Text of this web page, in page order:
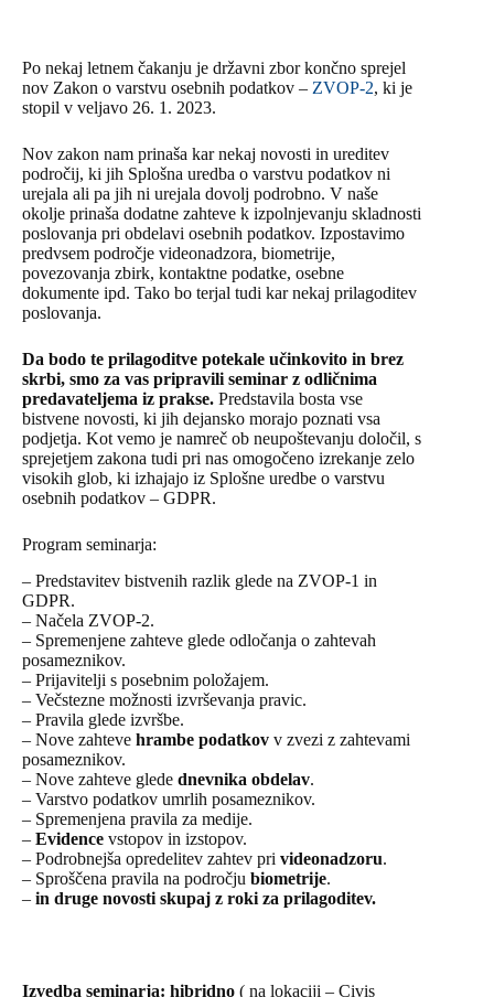
Po nekaj letnem čakanju je državni zbor končno sprejel
nov Zakon o varstvu osebnih podatkov – ZVOP-2, ki je
stopil v veljavo 26. 1. 2023.
Nov zakon nam prinaša kar nekaj novosti in ureditev
področij, ki jih Splošna uredba o varstvu podatkov ni
urejala ali pa jih ni urejala dovolj podrobno. V naše
okolje prinaša dodatne zahteve k izpolnjevanju skladnosti
poslovanja pri obdelavi osebnih podatkov. Izpostavimo
predvsem področje videonadzora, biometrije,
povezovanja zbirk, kontaktne podatke, osebne
dokumente ipd. Tako bo terjal tudi kar nekaj prilagoditev
poslovanja.
Da bodo te prilagoditve potekale učinkovito in brez
skrbi, smo za vas pripravili seminar z odličnima
predavateljema iz prakse. Predstavila bosta vse
bistvene novosti, ki jih dejansko morajo poznati vsa
podjetja. Kot vemo je namreč ob neupoštevanju določil, s
sprejetjem zakona tudi pri nas omogočeno izrekanje zelo
visokih glob, ki izhajajo iz Splošne uredbe o varstvu
osebnih podatkov – GDPR.
Program seminarja:
– Predstavitev bistvenih razlik glede na ZVOP-1 in
GDPR.
– Načela ZVOP-2.
– Spremenjene zahteve glede odločanja o zahtevah
posameznikov.
– Prijavitelji s posebnim položajem.
– Večstezne možnosti izvrševanja pravic.
– Pravila glede izvršbe.
– Nove zahteve hrambe podatkov v zvezi z zahtevami
posameznikov.
– Nove zahteve glede dnevnika obdelav.
– Varstvo podatkov umrlih posameznikov.
– Spremenjena pravila za medije.
– Evidence vstopov in izstopov.
– Podrobnejša opredelitev zahtev pri videonadzoru.
– Sproščena pravila na področju biometrije.
– in druge novosti skupaj z roki za prilagoditev.
Izvedba seminarja: hibridno ( na lokaciji – Civis